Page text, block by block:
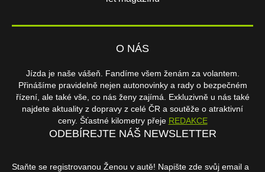
O NÁS
Jízda je naše vášeň. Fandíme všem ženám za volantem.
Přinášíme pravidelně nejen autonovinky a rady o bezpečném
řízení, ale také vše, co nás ženy zajímá. Exkluzivně u nás také
najdete aktuality z dopravy z celé ČR a soutěže o atraktivní
ceny. Šťastné kilometry přeje REDAKCE
ODEBÍREJTE NÁŠ NEWSLETTER
Staňte se registrovanou Ženou v autě! Napište zde svůj email a